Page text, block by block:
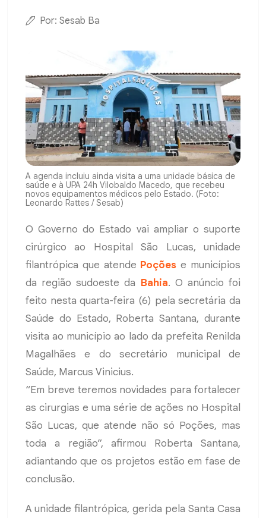
Por: Sesab Ba
A agenda incluiu ainda visita a uma unidade básica de
saúde e à UPA 24h Vilobaldo Macedo, que recebeu
novos equipamentos médicos pelo Estado. (Foto:
Leonardo Rattes / Sesab)
O Governo do Estado vai ampliar o suporte
cirúrgico ao Hospital São Lucas, unidade
filantrópica que atende Poções e municípios
da região sudoeste da Bahia. O anúncio foi
feito nesta quarta-feira (6) pela secretária da
Saúde do Estado, Roberta Santana, durante
visita ao município ao lado da prefeita Renilda
Magalhães e do secretário municipal de
Saúde, Marcus Vinicius.
“Em breve teremos novidades para fortalecer
as cirurgias e uma série de ações no Hospital
São Lucas, que atende não só Poções, mas
toda a região”, afirmou Roberta Santana,
adiantando que os projetos estão em fase de
conclusão.
A unidade filantrópica, gerida pela Santa Casa